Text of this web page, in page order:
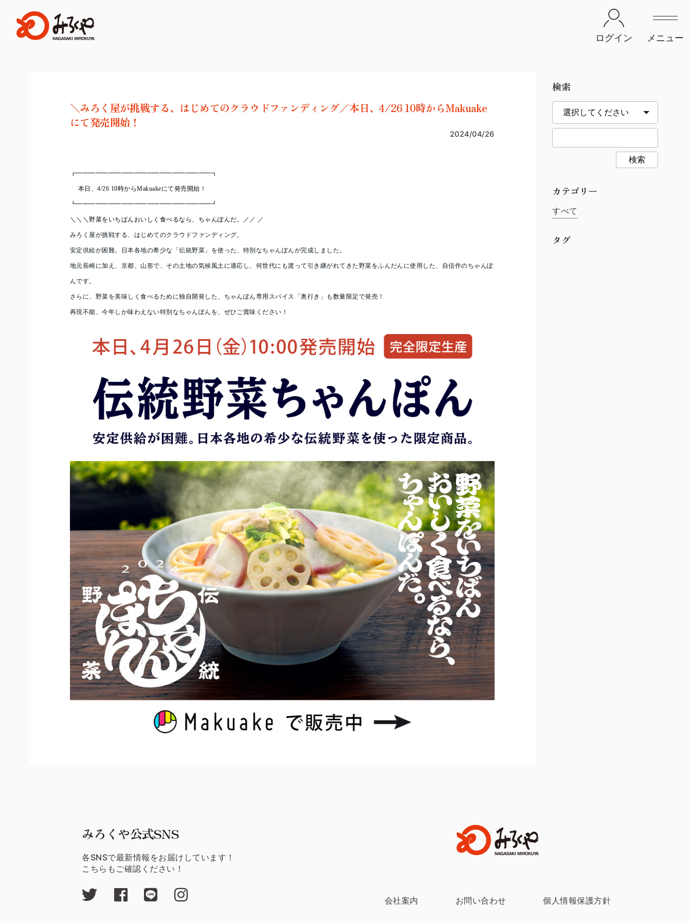
ログイン メニュー
＼みろく屋が挑戦する、はじめてのクラウドファンディング／本日、4/26 10時からMakuake
にて発売開始！
2024/04/26
┏━━━━━━━━━━━━━━━━━━━━━┓
本日、4/26 10時からMakuakeにて発売開始！
┗━━━━━━━━━━━━━━━━━━━━━┛
＼＼＼野菜をいちばんおいしく食べるなら、ちゃんぽんだ。／／ ／
みろく屋が挑戦する、はじめてのクラウドファンディング。
安定供給が困難。日本各地の希少な「伝統野菜」を使った、特別なちゃんぽんが完成しました。
地元長崎に加え、京都、山形で、その土地の気候風土に適応し、何世代にも渡って引き継がれてきた野菜をふんだんに使用した、自信作のちゃんぽ
んです。
さらに、野菜を美味しく食べるために独自開発した、ちゃんぽん専用スパイス「奥行き」も数量限定で発売！
再現不能、今年しか味わえない特別なちゃんぽんを、ぜひご賞味ください！
検索
検索
カテゴリー
すべて
タグ
みろくや公式SNS
各SNSで最新情報をお届けしています！
こちらもご確認ください！
会社案内 お問い合わせ 個人情報保護方針